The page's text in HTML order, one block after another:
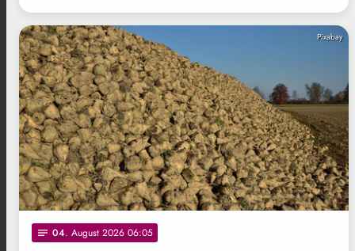
Pixabay
notes 04. August 2026 06:05